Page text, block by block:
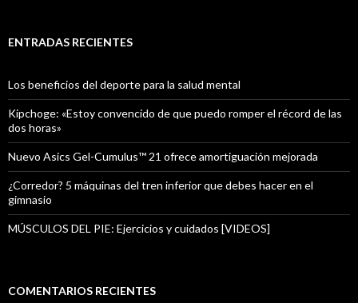
ENTRADAS RECIENTES
Los beneficios del deporte para la salud mental
Kipchoge: «Estoy convencido de que puedo romper el récord de las
dos horas»
Nuevo Asics Gel-Cumulus™ 21 ofrece amortiguación mejorada
¿Corredor? 5 máquinas del tren inferior que debes hacer en el
gimnasio
MÚSCULOS DEL PIE: Ejercicios y cuidados [VIDEOS]
COMENTARIOS RECIENTES